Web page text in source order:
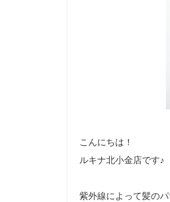
こんにちは！
ルキナ北小金店です♪
紫外線によって髪の